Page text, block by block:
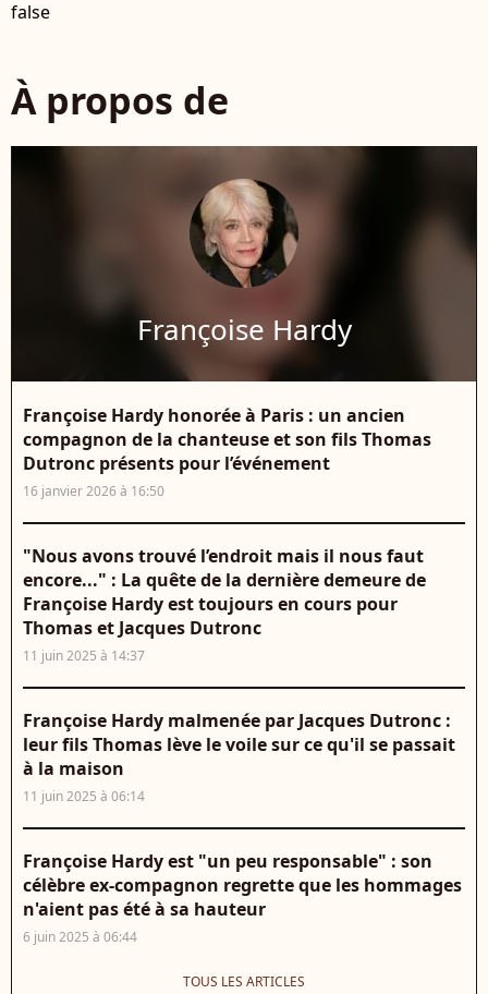
false
À propos de
Françoise Hardy
Françoise Hardy honorée à Paris : un ancien
compagnon de la chanteuse et son fils Thomas
Dutronc présents pour l’événement
16 janvier 2026 à 16:50
"Nous avons trouvé l’endroit mais il nous faut
encore..." : La quête de la dernière demeure de
Françoise Hardy est toujours en cours pour
Thomas et Jacques Dutronc
11 juin 2025 à 14:37
Françoise Hardy malmenée par Jacques Dutronc :
leur fils Thomas lève le voile sur ce qu'il se passait
à la maison
11 juin 2025 à 06:14
Françoise Hardy est "un peu responsable" : son
célèbre ex-compagnon regrette que les hommages
n'aient pas été à sa hauteur
6 juin 2025 à 06:44
TOUS LES ARTICLES